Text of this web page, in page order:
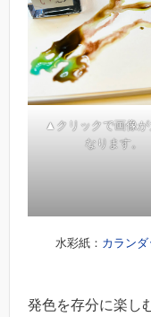
▲クリックで画像が
なります。
水彩紙： カラン
発色を存分に楽し